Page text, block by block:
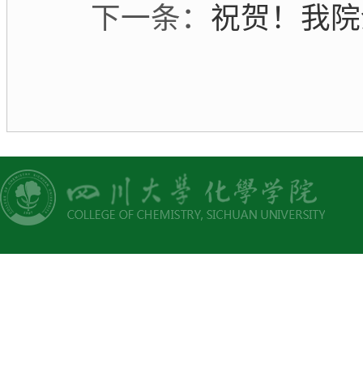
下一条： 祝贺！我